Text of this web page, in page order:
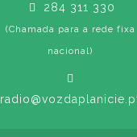
284 311 330
(Chamada para a rede fixa
nacional)